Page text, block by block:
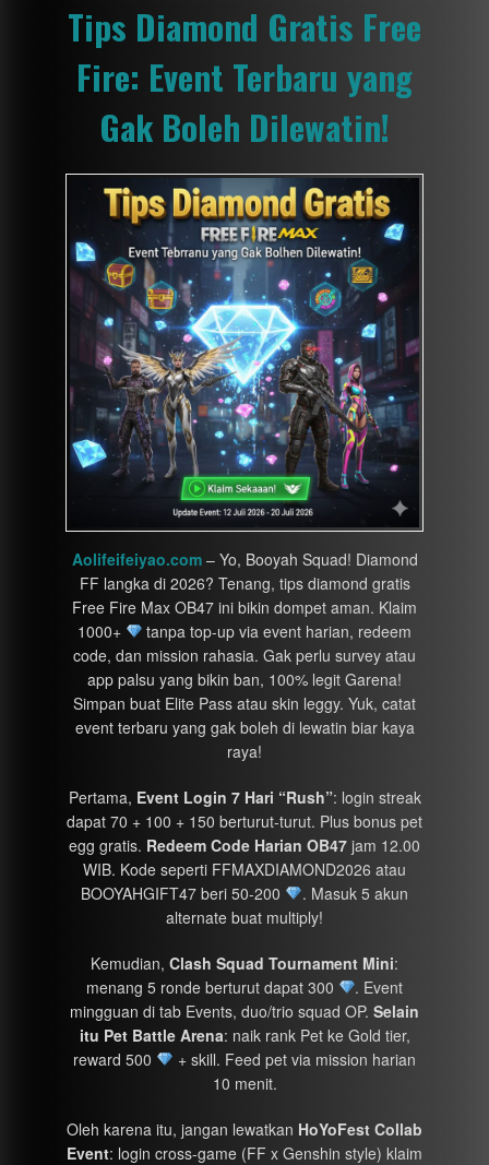
Tips Diamond Gratis Free
Fire: Event Terbaru yang
Gak Boleh Dilewatin!
Aolifeifeiyao.com– Yo, Booyah Squad! Diamond
FF langka di 2026? Tenang, tips diamond gratis
Free Fire Max OB47 ini bikin dompet aman. Klaim
1000+
tanpa top-up via event harian, redeem
code, dan mission rahasia. Gak perlu survey atau
app palsu yang bikin ban, 100% legit Garena!
Simpan buat Elite Pass atau skin leggy. Yuk, catat
event terbaru yang gak boleh di lewatin biar kaya
raya!
Pertama, Event Login 7 Hari “Rush”: login streak
dapat 70 + 100 + 150 berturut-turut. Plus bonus pet
egg gratis. Redeem Code Harian OB47 jam 12.00
WIB. Kode seperti FFMAXDIAMOND2026 atau
BOOYAHGIFT47 beri 50-200
. Masuk 5 akun
alternate buat multiply!
Kemudian, Clash Squad Tournament Mini:
menang 5 ronde berturut dapat 300
. Event
mingguan di tab Events, duo/trio squad OP. Selain
itu Pet Battle Arena: naik rank Pet ke Gold tier,
reward 500
+ skill. Feed pet via mission harian
10 menit.
Oleh karena itu, jangan lewatkan HoYoFest Collab
Event: login cross-game (FF x Genshin style) klaim